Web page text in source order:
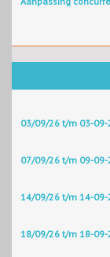
03/09/26 t/m 03-
07/09/26 t/m 09-
14/09/26 t/m 14-
18/09/26 t/m 18-09-